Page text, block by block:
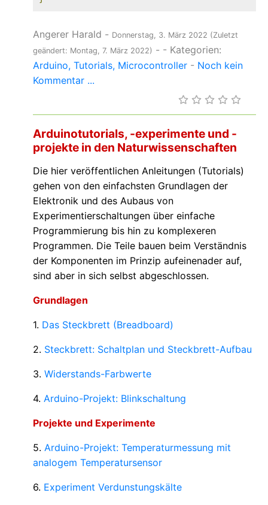
Angerer Harald - Donnerstag, 3. März 2022 (Zuletzt
geändert: Montag, 7. März 2022) - - Kategorien:
Arduino Tutorials Microcontroller - Noch kein
Kommentar ...
Arduinotutorials, -experimente und -
projekte in den Naturwissenschaften
Die hier veröffentlichen Anleitungen (Tutorials)
gehen von den einfachsten Grundlagen der
Elektronik und des Aubaus von
Experimentierschaltungen über einfache
Programmierung bis hin zu komplexeren
Programmen. Die Teile bauen beim Verständnis
der Komponenten im Prinzip aufeinenader auf,
sind aber in sich selbst abgeschlossen.
Grundlagen
1. Das Steckbrett (Breadboard)
2. Steckbrett: Schaltplan und Steckbrett-Aufbau
3. Widerstands-Farbwerte
4. Arduino-Projekt: Blinkschaltung
Projekte und Experimente
5. Arduino-Projekt: Temperaturmessung mit
analogem Temperatursensor
6. Experiment Verdunstungskälte